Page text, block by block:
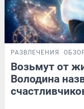
РАЗВЛЕЧЕНИЯ
Возьмут от
Володина